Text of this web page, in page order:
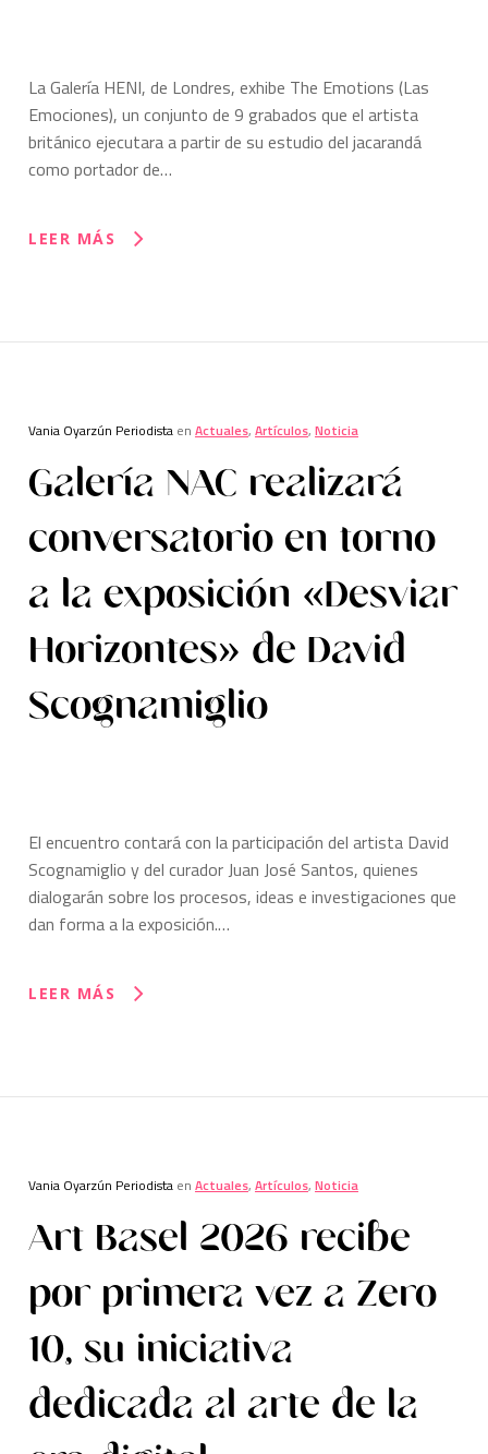
La Galería HENI, de Londres, exhibe The Emotions (Las
Emociones), un conjunto de 9 grabados que el artista
británico ejecutara a partir de su estudio del jacarandá
como portador de…
LEER MÁS
Vania Oyarzún Periodista en Actuales, Artículos, Noticia
Galería NAC realizará
conversatorio en torno
a la exposición «Desviar
Horizontes» de David
Scognamiglio
El encuentro contará con la participación del artista David
Scognamiglio y del curador Juan José Santos, quienes
dialogarán sobre los procesos, ideas e investigaciones que
dan forma a la exposición.…
LEER MÁS
Vania Oyarzún Periodista en Actuales, Artículos, Noticia
Art Basel 2026 recibe
por primera vez a Zero
10, su iniciativa
dedicada al arte de la